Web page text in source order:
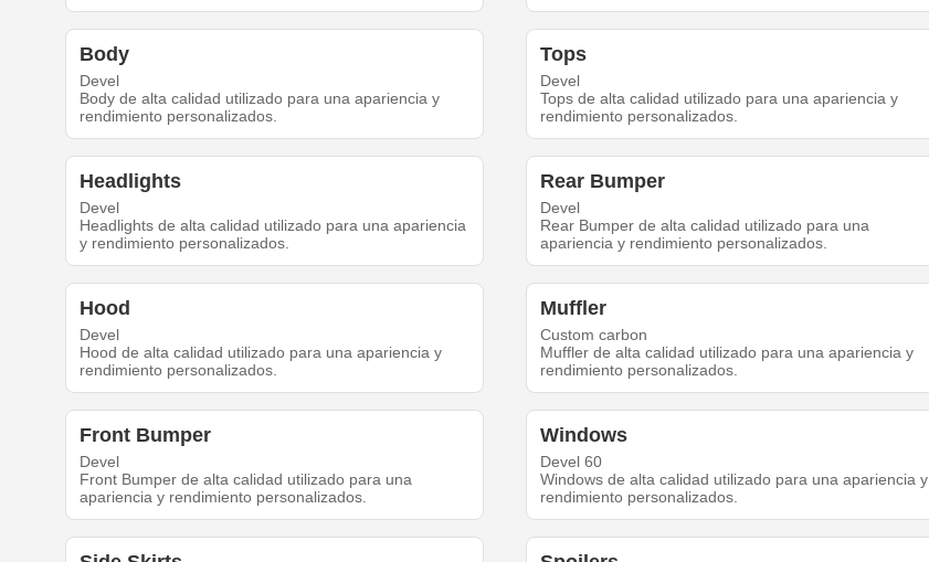
Body
Devel
Body de alta calidad utilizado para una apariencia y
rendimiento personalizados.
Tops
Devel
Tops de alta calidad utilizado para una apariencia y
rendimiento personalizados.
Headlights
Devel
Headlights de alta calidad utilizado para una apariencia
y rendimiento personalizados.
Rear Bumper
Devel
Rear Bumper de alta calidad utilizado para una
apariencia y rendimiento personalizados.
Hood
Devel
Hood de alta calidad utilizado para una apariencia y
rendimiento personalizados.
Muffler
Custom carbon
Muffler de alta calidad utilizado para una apariencia y
rendimiento personalizados.
Front Bumper
Devel
Front Bumper de alta calidad utilizado para una
apariencia y rendimiento personalizados.
Windows
Devel 60
Windows de alta calidad utilizado para una apariencia y
rendimiento personalizados.